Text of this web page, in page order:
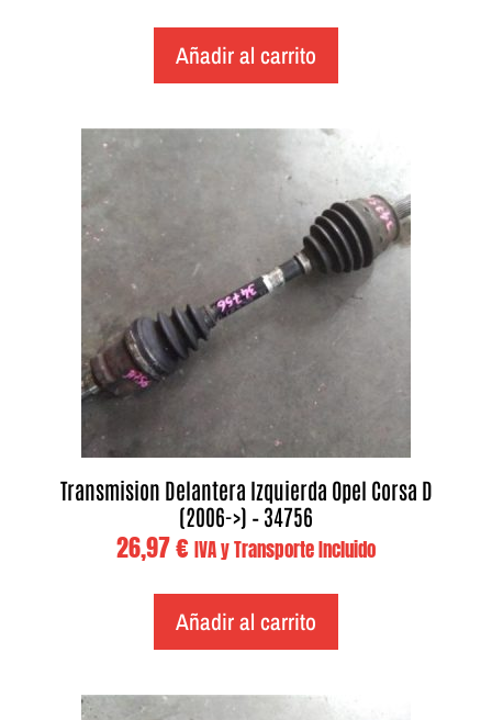
Añadir al carrito
Transmision Delantera Izquierda Opel Corsa D
(2006->) – 34756
26,97€ IVA y Transporte Incluido
Añadir al carrito